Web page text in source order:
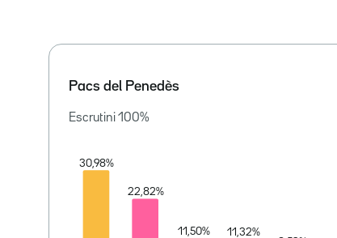
Pacs del Penedès
Escrutini 100%